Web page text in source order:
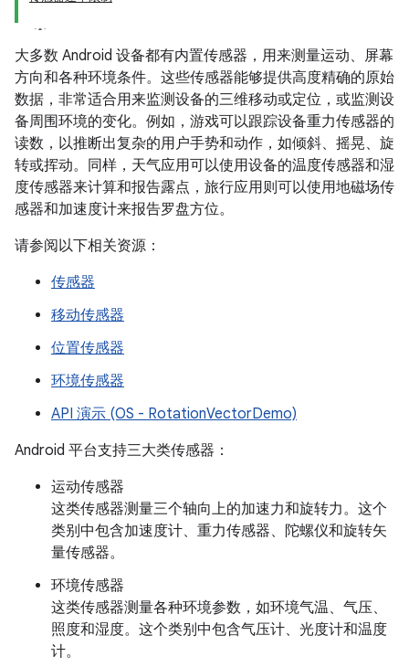
大多数 Android 设备都有内置传感器，用来测量运动、屏幕
方向和各种环境条件。这些传感器能够提供高度精确的原始
数据，非常适合用来监测设备的三维移动或定位，或监测设
备周围环境的变化。例如，游戏可以跟踪设备重力传感器的
读数，以推断出复杂的用户手势和动作，如倾斜、摇晃、旋
转或挥动。同样，天气应用可以使用设备的温度传感器和湿
度传感器来计算和报告露点，旅行应用则可以使用地磁场传
感器和加速度计来报告罗盘方位。
请参阅以下相关资源：
传感器
移动传感器
位置传感器
环境传感器
API 演示 (OS - RotationVectorDemo)
Android 平台支持三大类传感器：
运动传感器
这类传感器测量三个轴向上的加速力和旋转力。这个
类别中包含加速度计、重力传感器、陀螺仪和旋转矢
量传感器。
环境传感器
这类传感器测量各种环境参数，如环境气温、气压、
照度和湿度。这个类别中包含气压计、光度计和温度
计。